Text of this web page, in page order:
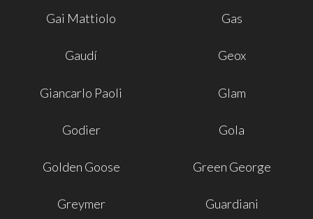
Gai Mattiolo Gas
Gaudí Geox
Giancarlo Paoli Glam
Godier Gola
Golden Goose Green George
Greymer Guardiani